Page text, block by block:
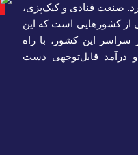
صنعت قنادی و کیک‌پزی،
از کشورهایی است که این
این کشور، با راه
و درآمد قابل‌توجهی دست